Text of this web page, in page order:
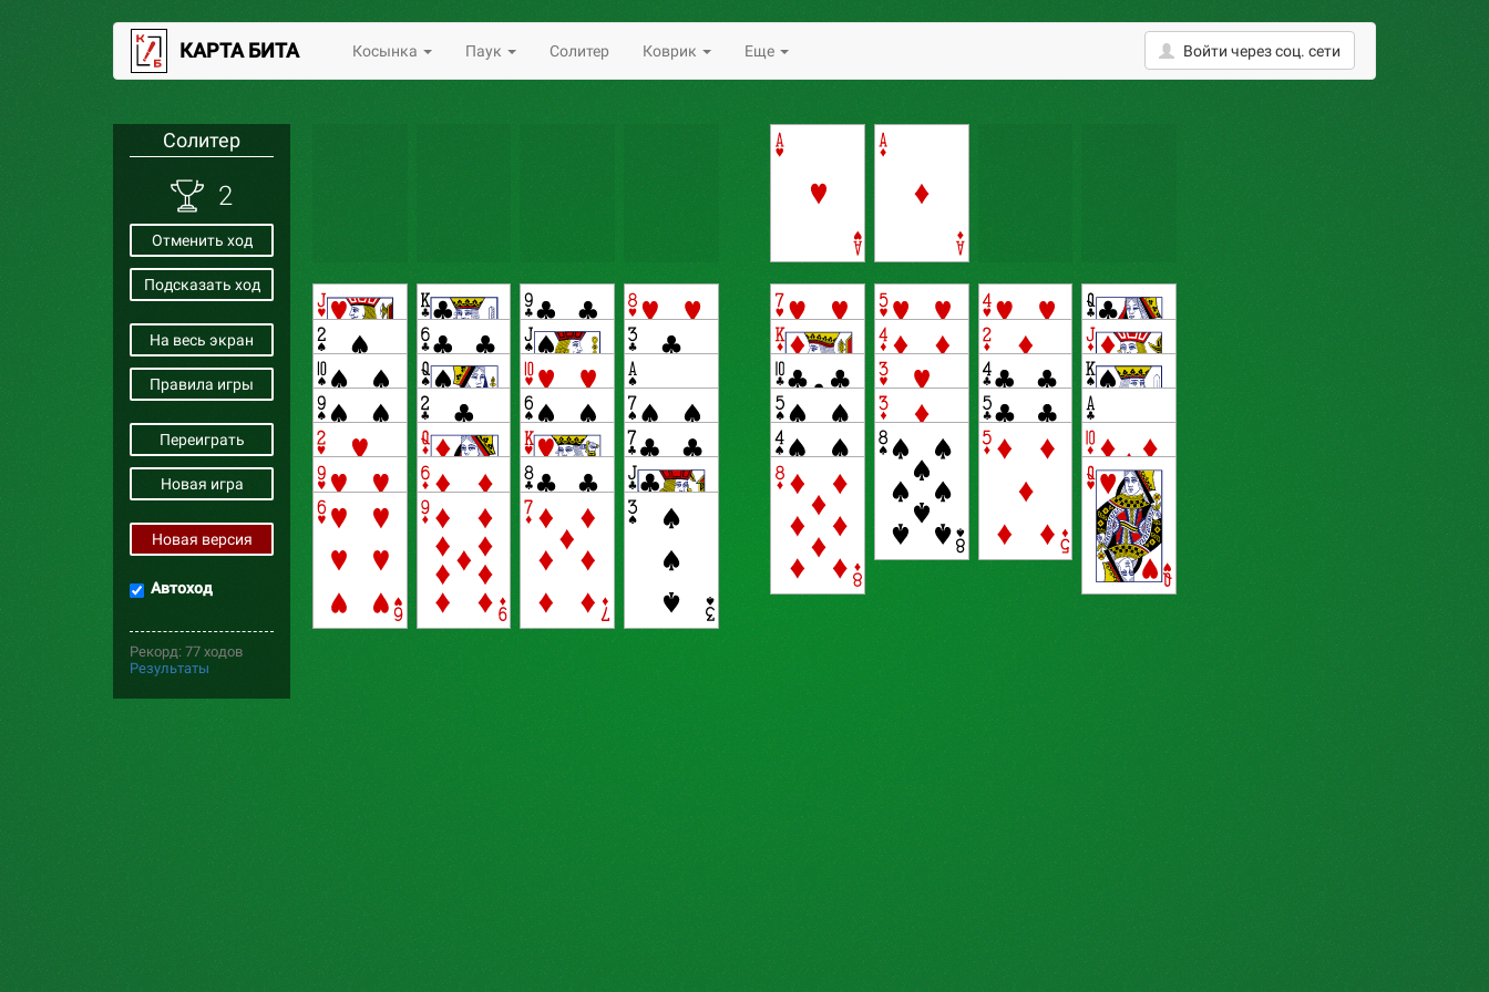
Войти через соц. сети
КАРТА БИТА Косынка Паук Солитер Коврик Еще
Солитер
2
Отменить ход
Подсказать ход
На весь экран
Правила игры
Переиграть
Новая игра
Новая версия
Автоход
Рекорд: 77 ходов
Результаты